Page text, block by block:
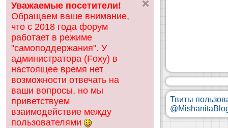
Уважаемые посетители!
Обращаем ваше внимание,
что с 2018 года форум
работает в режиме
"самоподдержания". У
администратора (Foxy) в
настоящее время нет
возможности отвечать на
ваши вопросы, но мы
приветствуем
взаимодействие между
пользователями
Твиты